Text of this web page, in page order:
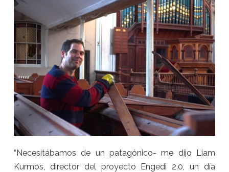
“Necesitábamos de un patagónico- me dijo Liam
Kurmos, director del proyecto Engedi 2.0, un día